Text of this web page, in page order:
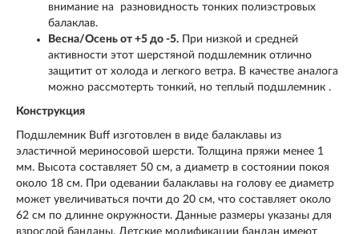
внимание на разновидность тонких полиэстровых
балаклав.
Весна/Осень от +5 до -5. При низкой и средней
активности этот шерстяной подшлемник отлично
защитит от холода и легкого ветра. В качестве аналога
можно рассмотерть тонкий, но теплый подшлемник .
Конструкция
Подшлемник Buff изготовлен в виде балаклавы из
эластичной мериносовой шерсти. Толщина пряжи менее 1
мм. Высота составляет 50 см, а диаметр в состоянии покоя
около 18 см. При одевании балаклавы на голову ее диаметр
может увеличиваться почти до 20 см, что составляет около
62 см по длинне окружности. Данные размеры указаны для
взрослой банданы. Детские модификации бандан имеют